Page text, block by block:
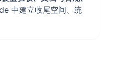
中建立收尾空间、统